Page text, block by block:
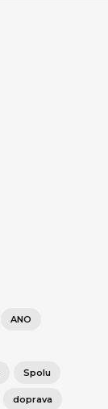
ANO
Spolu
doprava